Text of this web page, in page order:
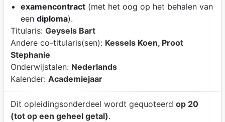
examencontract(met het oog op het behalen van
een diploma).
Titularis: Geysels Bart
Andere co-titularis(sen): Kessels Koen, Proot
Stephanie
Onderwijstalen: Nederlands
Kalender: Academiejaar
Dit opleidingsonderdeel wordt gequoteerd op 20
(tot op een geheel getal).